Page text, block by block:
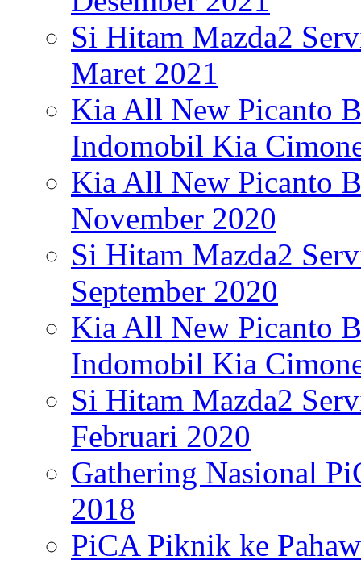
Si Hitam Mazda2
Maret 2021
Kia All New Picanto
Indomobil Kia
Kia All New Picanto
November 2020
Si Hitam Mazda2
September 2020
Kia All New Picanto
Indomobil Kia
Si Hitam Mazda2
Februari 2020
Gathering Nasional
2018
PiCA Piknik ke